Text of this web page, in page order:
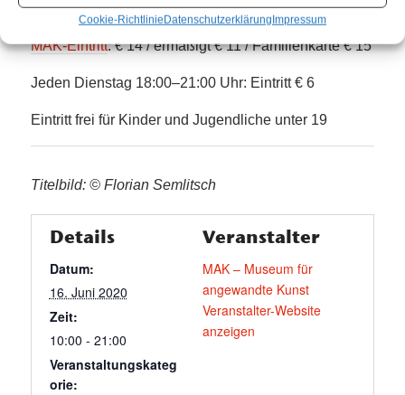
Cookie-RichtlinieDatenschutzerklärungImpressum
18:00 Uhr
MAK-Eintritt: € 14 / ermäßigt € 11 / Familienkarte € 15
Jeden Dienstag 18:00–21:00 Uhr: Eintritt € 6
Eintritt frei für Kinder und Jugendliche unter 19
Titelbild: © Florian Semlitsch
Details
Datum:
16. Juni 2020
Zeit:
10:00 - 21:00
Veranstaltungskateg
orie:
Veranstalter
MAK – Museum für
angewandte Kunst
Veranstalter-Website
anzeigen